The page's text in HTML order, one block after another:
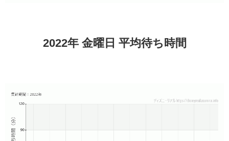
2022年 金曜日 平均待ち時間